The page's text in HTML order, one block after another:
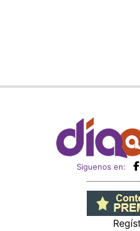
Siguenos en: